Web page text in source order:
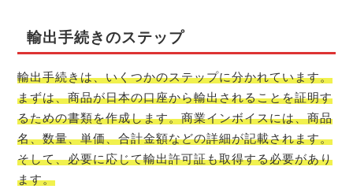
輸出手続きのステップ
輸出手続きは、いくつかのステップに分かれています。
まずは、商品が日本の口座から輸出されることを証明す
るための書類を作成します。商業インボイスには、商品
名、数量、単価、合計金額などの詳細が記載されます。
そして、必要に応じて輸出許可証も取得する必要があり
ます。